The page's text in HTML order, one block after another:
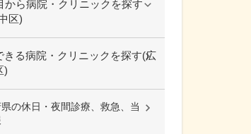
から病院・クリニックを探す
区)
きる病院・クリニックを探す(広
)
の休日・夜間診療、救急、当